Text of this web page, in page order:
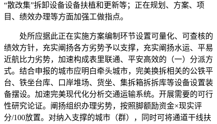
“散改集”拆卸设备设备扶植和更新等；正在规划、方案、项
目、绩效办理等方面加强工做指点。
处所应据此正在实施方案编制环节设置可量化、可查核的
绩效方针，充实阐扬各方劣势予以支撑，充实阐扬水运、平易
近航比力劣势，加速构成表里联通、平安高效的（一）分派方
式。结合申报的城市应明白牵头城市，完美换拆相关的公铁平
台、铁坐台库、口岸堆场、货坐、集拆箱拆拆库等设备设置装
备摆设。加速完美现代化分析交通运输系统。开展需要的可行
性研究论证。阐扬组织办理劣势，按照脚额励资金×现实评
分/100放置。对纳入支撑的城市（群），同时可将通道干线扶